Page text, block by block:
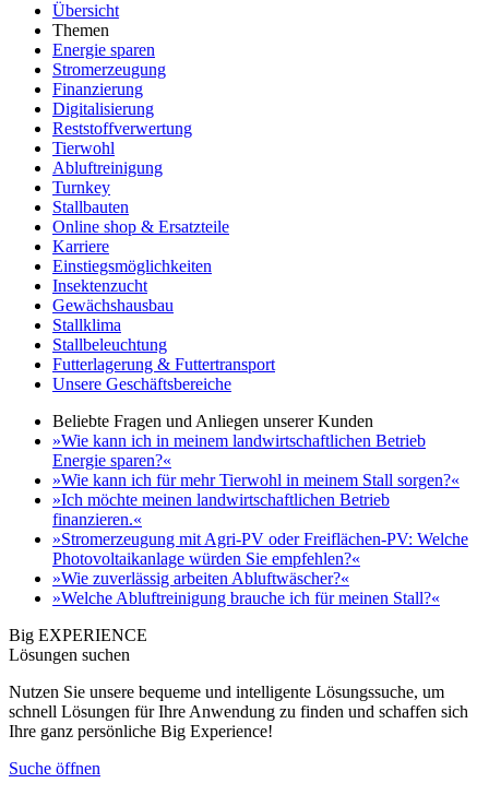
Übersicht
Themen
Energie sparen
Stromerzeugung
Finanzierung
Digitalisierung
Reststoffverwertung
Tierwohl
Abluftreinigung
Turnkey
Stallbauten
Online shop & Ersatzteile
Karriere
Einstiegsmöglichkeiten
Insektenzucht
Gewächshausbau
Stallklima
Stallbeleuchtung
Futterlagerung & Futtertransport
Unsere Geschäftsbereiche
Beliebte Fragen und Anliegen unserer Kunden
»Wie kann ich in meinem landwirtschaftlichen Betrieb
Energie sparen?«
»Wie kann ich für mehr Tierwohl in meinem Stall sorgen?«
»Ich möchte meinen landwirtschaftlichen Betrieb
finanzieren.«
»Stromerzeugung mit Agri-PV oder Freiflächen-PV: Welche
Photovoltaikanlage würden Sie empfehlen?«
»Wie zuverlässig arbeiten Abluftwäscher?«
»Welche Abluftreinigung brauche ich für meinen Stall?«
Big EXPERIENCE
Lösungen suchen
Nutzen Sie unsere bequeme und intelligente Lösungssuche, um
schnell Lösungen für Ihre Anwendung zu finden und schaffen sich
Ihre ganz persönliche Big Experience!
Suche öffnen